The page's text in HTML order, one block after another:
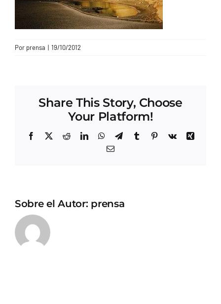
Por prensa | 19/10/2012
Share This Story, Choose
Your Platform!
Facebook
X RedditLinkedInWhatsApp
TelegramTumblrPinterest
Vk
Xing
Correo
Sobre el Autor: prensa